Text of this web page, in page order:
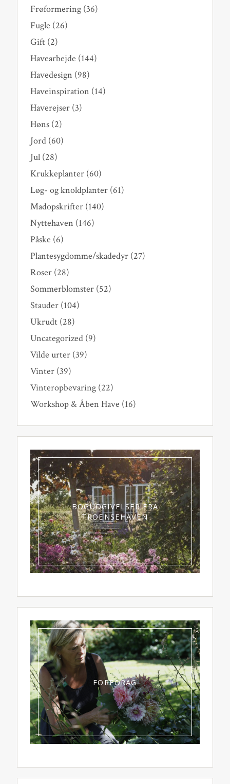
Frøformering(36)
Fugle (26)
Gift(2)
Havearbejde (144)
Havedesign (98)
Haveinspiration (14)
Haverejser(3)
Høns(2)
Jord(60)
Jul(28)
Krukkeplanter(60)
Løg- og knoldplanter(61)
Madopskrifter(140)
Nyttehaven (146)
Påske (6)
Plantesygdomme/skadedyr(27)
Roser(28)
Sommerblomster(52)
Stauder(104)
Ukrudt(28)
Uncategorized(9)
Vilde urter(39)
Vinter(39)
Vinteropbevaring(22)
Workshop & Åben Have (16)
BOGUDGIVELSER FRA
TROENSEHAVEN
FOREDRAG